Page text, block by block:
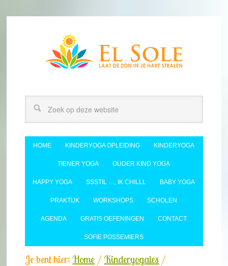
HOME KINDERYOGA OPLEIDING KINDERYOGA
TIENER YOGA OUDER KIND YOGA
HAPPY YOGA SSSTIL …, IK CHILLL BABY YOGA
PRAKTIJK WORKSHOPS SCHOLEN
AGENDA GRATIS OEFENINGEN CONTACT
SOFIE POSSEMIERS
Je bent hier: Home / Kinderyogales /